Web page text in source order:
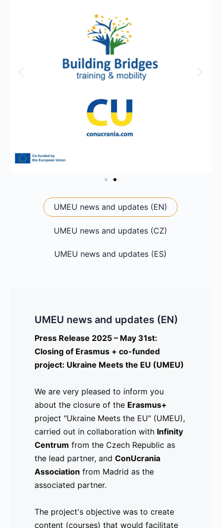
UMEU news and updates (EN)
UMEU news and updates (CZ)
UMEU news and updates (ES)
UMEU news and updates (EN)
Press Release 2025 – May 31st:
Closing of Erasmus + co-funded
project: Ukraine Meets the EU (UMEU)
We are very pleased to inform you
about the closure of the Erasmus+
project "Ukraine Meets the EU" (UMEU),
carried out in collaboration with Infinity
Centrum from the Czech Republic as
the lead partner, and ConUcrania
Association from Madrid as the
associated partner.
The project's objective was to create
content (courses) that would facilitate
UMEU news and updates (CZ)
Comunicado de prensa 2022 – 12 -19
Digital Booster – Herramientas para el
Un Impulso digital para tu vida
La Educación de Adultos en el municipio
de Gagnef, Suecia, en colaboración con
la Asociación Building Bridges en
Madrid, España, ha comenzado una
cooperación en un proyecto Erasmus+.
(MOOC’s) que se puedan utilizar para
desarrollar la conciencia digital y
UMEU news and updates (ES)
Comunicado de Prensa 2025 - Mayo
31: Cierre de nuestro projecto Ukraine
Meets the EU (UMEU)
Es con mucha alegría que les
informamos sobre el cierre del proyecto
Erasmus+ "Ukraine Meets the EU"
(UMEU), llevado a cabo junto con
Infinity Centrum, de la República
Checa, como socio principal, yla
Asociación ConUcraniade Madrid,
como socio asociado.
El objetivo del proyecto fue crear
contenidos (cursos) que facilitaran la